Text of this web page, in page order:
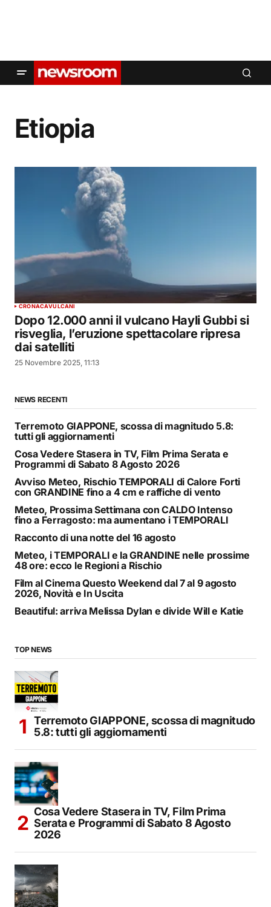
Etiopia
CRONACAVULCANI
Dopo 12.000 anni il vulcano Hayli Gubbi si
risveglia, l’eruzione spettacolare ripresa
dai satelliti
25 Novembre 2025, 11:13
NEWS RECENTI
Terremoto GIAPPONE, scossa di magnitudo 5.8:
tutti gli aggiornamenti
Cosa Vedere Stasera in TV, Film Prima Serata e
Programmi di Sabato 8 Agosto 2026
Avviso Meteo, Rischio TEMPORALI di Calore Forti
con GRANDINE fino a 4 cm e raffiche di vento
Meteo, Prossima Settimana con CALDO Intenso
fino a Ferragosto: ma aumentano i TEMPORALI
Racconto di una notte del 16 agosto
Meteo, i TEMPORALI e la GRANDINE nelle prossime
48 ore: ecco le Regioni a Rischio
Film al Cinema Questo Weekend dal 7 al 9 agosto
2026, Novità e In Uscita
Beautiful: arriva Melissa Dylan e divide Will e Katie
TOP NEWS
Terremoto GIAPPONE, scossa di magnitudo
5.8: tutti gli aggiornamenti
Cosa Vedere Stasera in TV, Film Prima
Serata e Programmi di Sabato 8 Agosto
2026